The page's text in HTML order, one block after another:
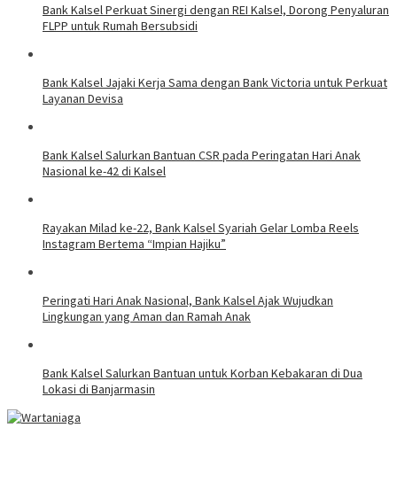
Bank Kalsel Perkuat Sinergi dengan REI Kalsel, Dorong Penyaluran
FLPP untuk Rumah Bersubsidi
Bank Kalsel Jajaki Kerja Sama dengan Bank Victoria untuk Perkuat
Layanan Devisa
Bank Kalsel Salurkan Bantuan CSR pada Peringatan Hari Anak
Nasional ke-42 di Kalsel
Rayakan Milad ke-22, Bank Kalsel Syariah Gelar Lomba Reels
Instagram Bertema “Impian Hajiku”
Peringati Hari Anak Nasional, Bank Kalsel Ajak Wujudkan
Lingkungan yang Aman dan Ramah Anak
Bank Kalsel Salurkan Bantuan untuk Korban Kebakaran di Dua
Lokasi di Banjarmasin